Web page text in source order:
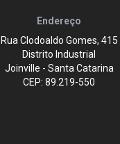
Endereço
Rua Clodoaldo Gomes, 415
Distrito Industrial
Joinville - Santa Catarina
CEP: 89.219-550